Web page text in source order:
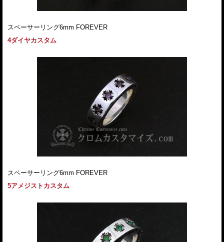
スペーサーリング6mm FOREVER
4ダイヤカスタム
スペーサーリング6mm FOREVER
5アメジストカスタム